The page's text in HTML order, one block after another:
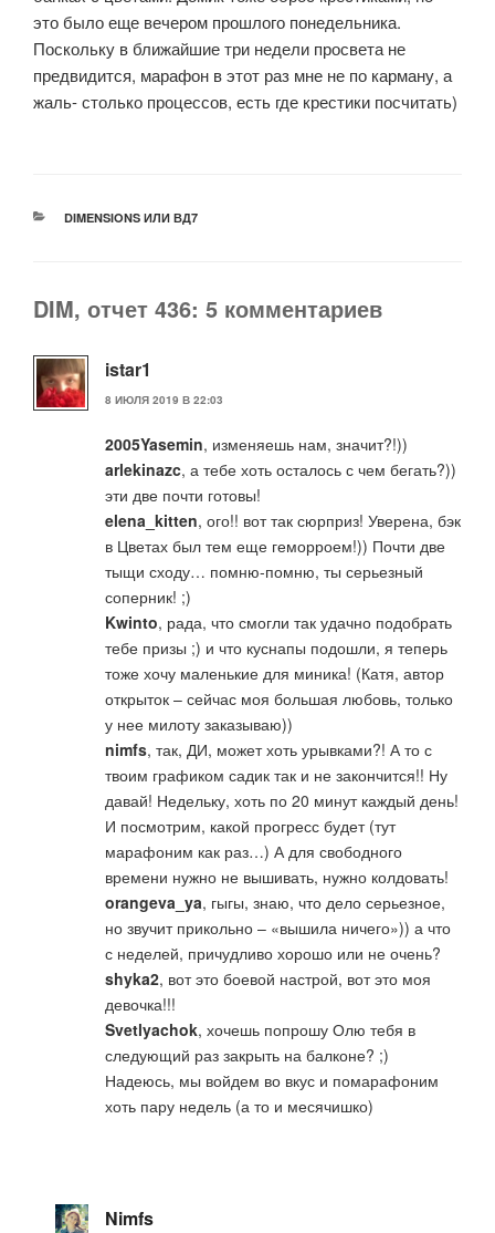
это было еще вечером прошлого понедельника.
Поскольку в ближайшие три недели просвета не
предвидится, марафон в этот раз мне не по карману, а
жаль- столько процессов, есть где крестики посчитать)
РУБРИКИ
DIMENSIONS ИЛИ ВД7
DIM, отчет 436: 5 комментариев
istar1
8 ИЮЛЯ 2019 В 22:03
2005Yasemin, изменяешь нам, значит?!))
arlekinazc, а тебе хоть осталось с чем бегать?))
эти две почти готовы!
elena_kitten, ого!! вот так сюрприз! Уверена, бэк
в Цветах был тем еще геморроем!)) Почти две
тыщи сходу… помню-помню, ты серьезный
соперник! ;)
Kwinto, рада, что смогли так удачно подобрать
тебе призы ;) и что куснапы подошли, я теперь
тоже хочу маленькие для миника! (Катя, автор
открыток – сейчас моя большая любовь, только
у нее милоту заказываю))
nimfs, так, ДИ, может хоть урывками?! А то с
твоим графиком садик так и не закончится!! Ну
давай! Недельку, хоть по 20 минут каждый день!
И посмотрим, какой прогресс будет (тут
марафоним как раз…) А для свободного
времени нужно не вышивать, нужно колдовать!
orangeva_ya, гыгы, знаю, что дело серьезное,
но звучит прикольно – «вышила ничего»)) а что
с неделей, причудливо хорошо или не очень?
shyka2, вот это боевой настрой, вот это моя
девочка!!!
Svetlyachok, хочешь попрошу Олю тебя в
следующий раз закрыть на балконе? ;)
Надеюсь, мы войдем во вкус и помарафоним
хоть пару недель (а то и месячишко)
Nimfs